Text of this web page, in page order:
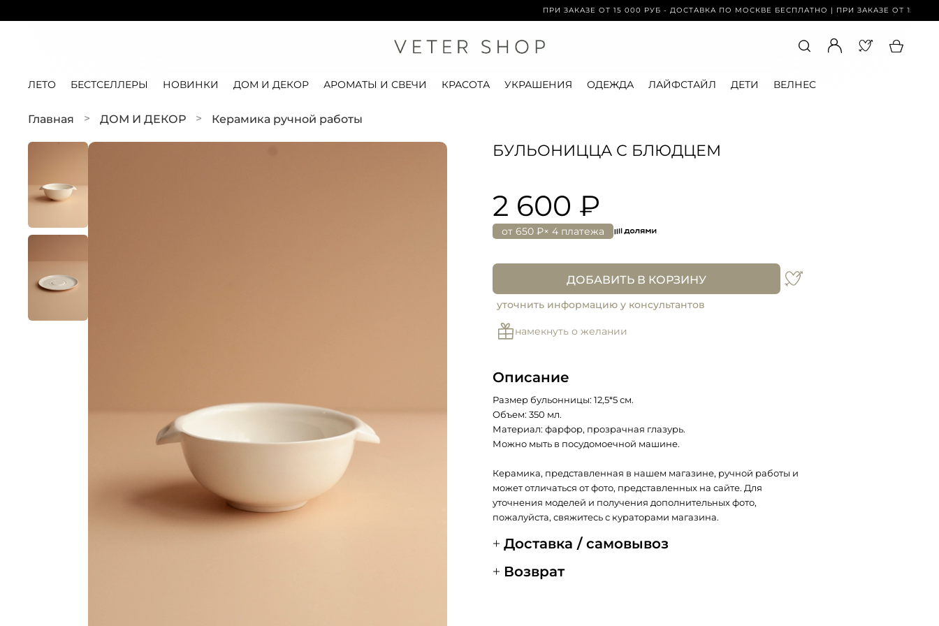
ПРИ ЗАКАЗЕ ОТ 15 000 РУБ - ДОСТАВКА ПО МОСКВЕ БЕСПЛАТНО | ПРИ ЗАКАЗЕ ОТ 15 000 РУБ -
ЛЕТО БЕСТСЕЛЛЕРЫ НОВИНКИ ДОМ И ДЕКОР АРОМАТЫ И СВЕЧИ КРАСОТА УКРАШЕНИЯ ОДЕЖДА ЛАЙФСТАЙЛ ДЕТИ ВЕЛНЕС
Главная ДОМ И ДЕКОР Керамика ручной работы
БУЛЬОНИЦЦА С БЛЮДЦЕМ
2 600 ₽
от 650 ₽× 4 платежа
ДОБАВИТЬ В КОРЗИНУ
уточнить информацию у консультантов
намекнуть о желании
Описание
Размер бульонницы: 12,5*5 см.
Объем: 350 мл.
Материал: фарфор, прозрачная глазурь.
Можно мыть в посудомоечной машине.
Керамика, представленная в нашем магазине, ручной работы и
может отличаться от фото, представленных на сайте. Для
уточнения моделей и получения дополнительных фото,
пожалуйста, свяжитесь с кураторами магазина.
Доставка / самовывоз
Возврат